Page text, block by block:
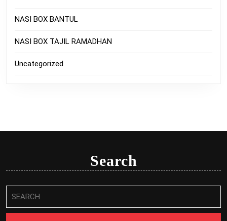
NASI BOX BANTUL
NASI BOX TAJIL RAMADHAN
Uncategorized
Search
for: